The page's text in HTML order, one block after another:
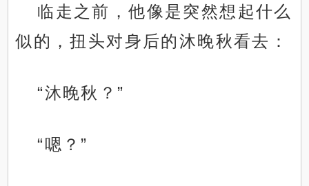
临走之前，他像是突然想起什么
似的，扭头对身后的沐晚秋看去：
“沐晚秋？”
“嗯？”